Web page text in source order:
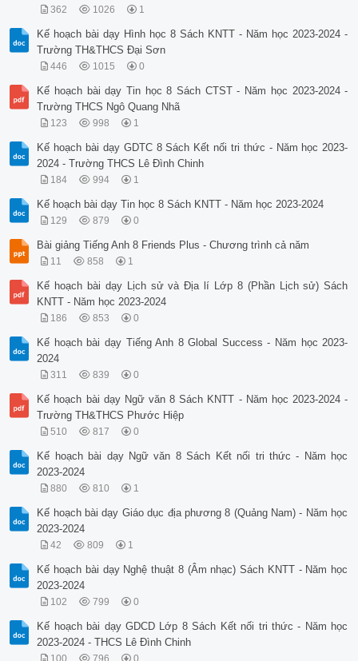
362 1026 1
Kế hoạch bài dạy Hình học 8 Sách KNTT - Năm học 2023-2024 -
Trường TH&THCS Đại Sơn
446 1015 0
Kế hoạch bài dạy Tin học 8 Sách CTST - Năm học 2023-2024 -
Trường THCS Ngô Quang Nhã
123 998 1
Kế hoạch bài dạy GDTC 8 Sách Kết nối tri thức - Năm học 2023-
2024 - Trường THCS Lê Đình Chinh
184 994 1
Kế hoạch bài dạy Tin học 8 Sách KNTT - Năm học 2023-2024
129 879 0
Bài giảng Tiếng Anh 8 Friends Plus - Chương trình cả năm
11 858 1
Kế hoạch bài dạy Lịch sử và Địa lí Lớp 8 (Phần Lịch sử) Sách
KNTT - Năm học 2023-2024
186 853 0
Kế hoạch bài dạy Tiếng Anh 8 Global Success - Năm học 2023-
2024
311 839 0
Kế hoạch bài dạy Ngữ văn 8 Sách KNTT - Năm học 2023-2024 -
Trường TH&THCS Phước Hiệp
510 817 0
Kế hoạch bài dạy Ngữ văn 8 Sách Kết nối tri thức - Năm học
2023-2024
880 810 1
Kế hoạch bài dạy Giáo dục địa phương 8 (Quảng Nam) - Năm học
2023-2024
42 809 1
Kế hoạch bài dạy Nghệ thuật 8 (Âm nhạc) Sách KNTT - Năm học
2023-2024
102 799 0
Kế hoạch bài dạy GDCD Lớp 8 Sách Kết nối tri thức - Năm học
2023-2024 - THCS Lê Đình Chinh
100 796 0